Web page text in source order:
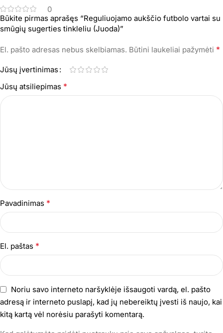
0
Būkite pirmas aprašęs “Reguliuojamo aukščio futbolo vartai su
smūgių sugerties tinkleliu (Juoda)”
El. pašto adresas nebus skelbiamas. Būtini laukeliai pažymėti *
Jūsų įvertinimas
Jūsų atsiliepimas *
Pavadinimas *
El. paštas *
Noriu savo interneto naršyklėje išsaugoti vardą, el. pašto
adresą ir interneto puslapį, kad jų nebereiktų įvesti iš naujo, kai
kitą kartą vėl norėsiu parašyti komentarą.